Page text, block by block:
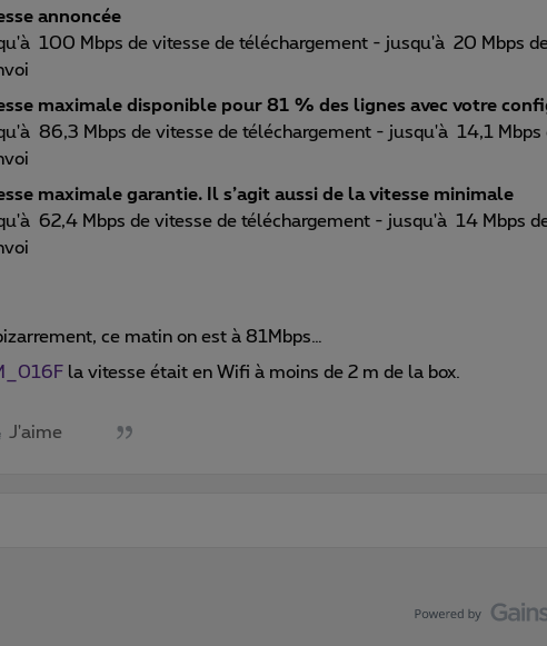
annoncée
100 Mbps de vitesse de téléchargement - jusqu'à 20 Mbps
maximale disponible pour 81 % des lignes avec votre
86,3 Mbps de vitesse de téléchargement - jusqu'à 14,1 Mbps
maximale garantie. Il s’agit aussi de la vitesse minimale
62,4 Mbps de vitesse de téléchargement - jusqu'à 14 Mbps
ce matin on est à 81Mbps…
la vitesse était en Wifi à moins de 2 m de la box.
J'aime